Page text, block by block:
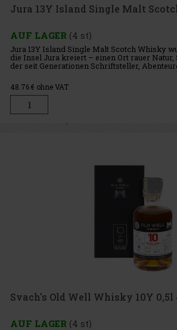
Jura 13Y Island Single Malt
AUF LAGER (4 st)
Jura 13Y Island Single Malt Scotch Whisky
die Insel Jura kreiert – einen Ort rauer
der seit Generationen Schriftsteller,
48.76€ ohne VAT
Svach's Old Well Whisky 10Y 0,5l
AUF LAGER (4 st)